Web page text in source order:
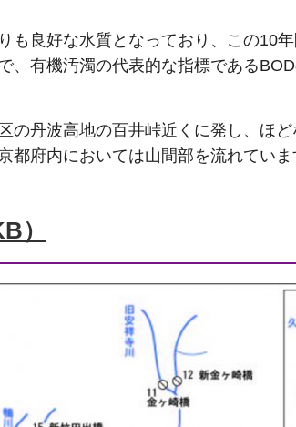
も良好な水質となっており、この10
、有機汚濁の代表的な指標である
の丹波高地の百井峠近くに発し、ほ
都府内においては山間部を流れていま
）